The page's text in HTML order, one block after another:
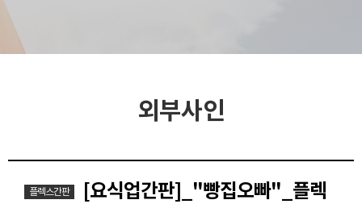
외부사인
플렉스간판
[요식업간판]_"빵집오빠"_플렉